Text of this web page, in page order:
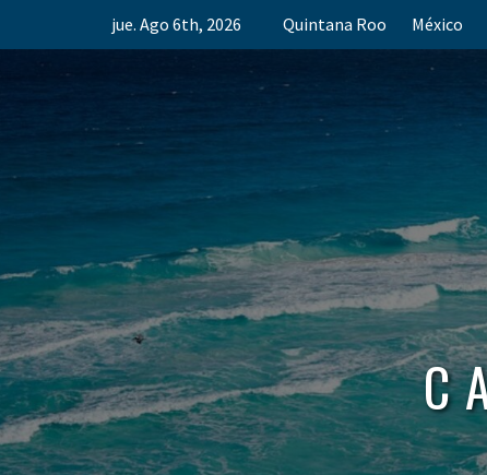
jue. Ago 6th, 2026 Quintana Roo México